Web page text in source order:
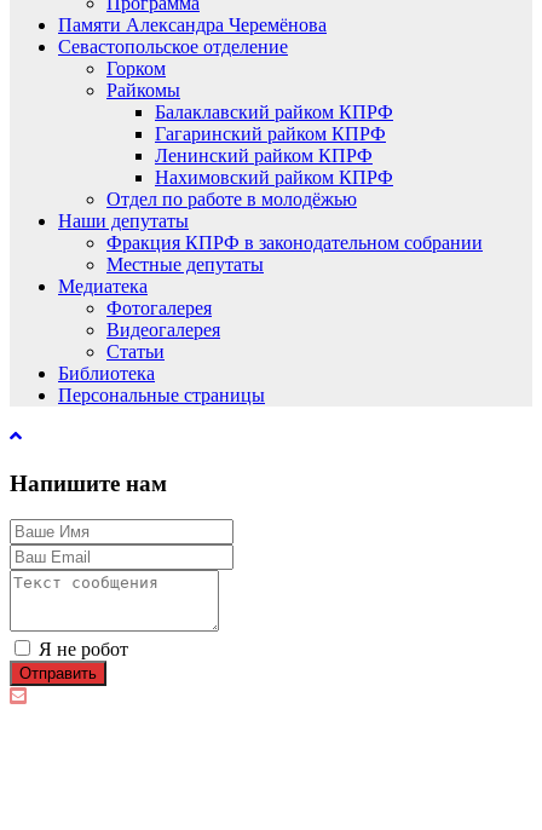
Памяти Александра Черемёнова
Севастопольское отделение
Горком
Райкомы
Балаклавский райком КПРФ
Гагаринский райком КПРФ
Ленинский райком КПРФ
Нахимовский райком КПРФ
Отдел по работе в молодёжью
Наши депутаты
Фракция КПРФ в законодательном собрании
Местные депутаты
Медиатека
Фотогалерея
Видеогалерея
Статьи
Библиотека
Персональные страницы
Напишите нам
Я не робот
Отправить